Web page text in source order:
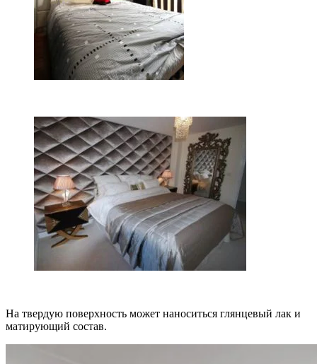
На твердую поверхность может наноситься глянцевый лак и
матирующий состав.